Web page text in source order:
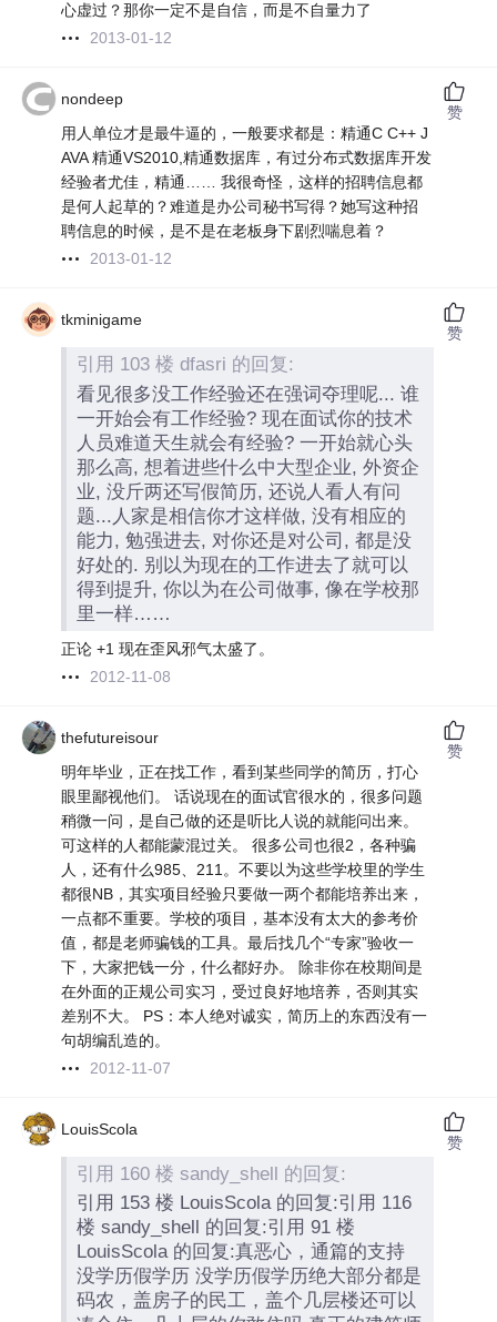
心虚过？那你一定不是自信，而是不自量力了
2013-01-12
nondeep
用人单位才是最牛逼的，一般要求都是：精通C C++ J
AVA 精通VS2010,精通数据库，有过分布式数据库开发
经验者尤佳，精通…… 我很奇怪，这样的招聘信息都
是何人起草的？难道是办公司秘书写得？她写这种招
聘信息的时候，是不是在老板身下剧烈喘息着？
2013-01-12
赞
tkminigame
引用 103 楼 dfasri 的回复:
看见很多没工作经验还在强词夺理呢... 谁
一开始会有工作经验? 现在面试你的技术
人员难道天生就会有经验? 一开始就心头
那么高, 想着进些什么中大型企业, 外资企
业, 没斤两还写假简历, 还说人看人有问
题...人家是相信你才这样做, 没有相应的
能力, 勉强进去, 对你还是对公司, 都是没
好处的. 别以为现在的工作进去了就可以
得到提升, 你以为在公司做事, 像在学校那
里一样……
正论 +1 现在歪风邪气太盛了。
2012-11-08
赞
thefutureisour
明年毕业，正在找工作，看到某些同学的简历，打心
眼里鄙视他们。 话说现在的面试官很水的，很多问题
稍微一问，是自己做的还是听比人说的就能问出来。
可这样的人都能蒙混过关。 很多公司也很2，各种骗
人，还有什么985、211。不要以为这些学校里的学生
都很NB，其实项目经验只要做一两个都能培养出来，
一点都不重要。学校的项目，基本没有太大的参考价
值，都是老师骗钱的工具。最后找几个“专家”验收一
下，大家把钱一分，什么都好办。 除非你在校期间是
在外面的正规公司实习，受过良好地培养，否则其实
差别不大。 PS：本人绝对诚实，简历上的东西没有一
句胡编乱造的。
2012-11-07
赞
LouisScola
引用 160 楼 sandy_shell 的回复:
引用 153 楼 LouisScola 的回复:引用 116
楼 sandy_shell 的回复:引用 91 楼
LouisScola 的回复:真恶心，通篇的支持
没学历假学历 没学历假学历绝大部分都是
码农，盖房子的民工，盖个几层楼还可以
赞